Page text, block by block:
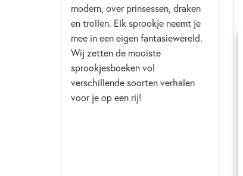
modern, over prinsessen, draken
en trollen. Elk sprookje neemt je
mee in een eigen fantasiewereld.
Wij zetten de mooiste
sprookjesboeken vol
verschillende soorten verhalen
voor je op een rij!